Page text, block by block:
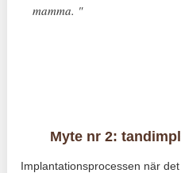
mamma. "
Myte nr 2:
Implantationsprocessen när